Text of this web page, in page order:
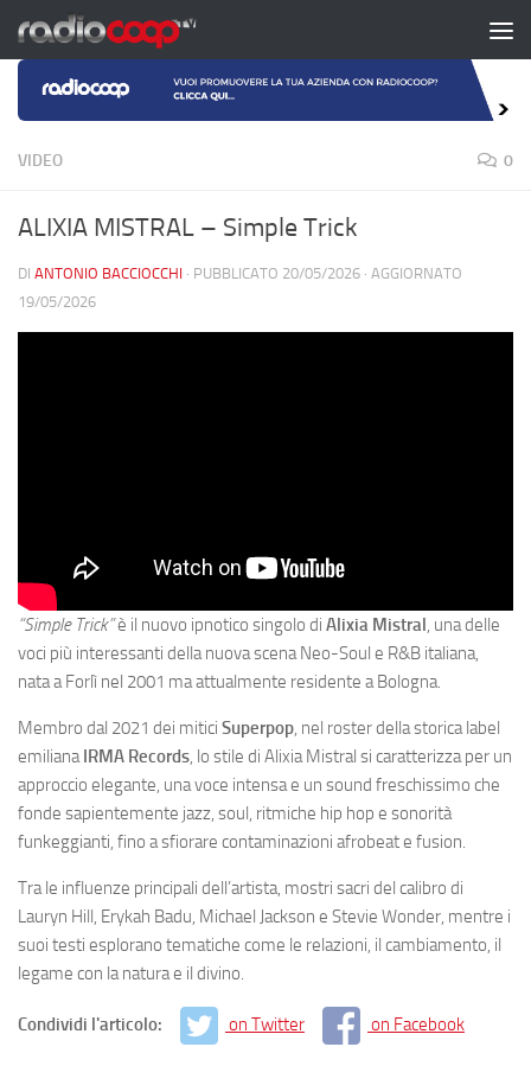
Salta al contenuto
VIDEO 0
ALIXIA MISTRAL – Simple Trick
DI ANTONIO BACCIOCCHI · PUBBLICATO 20/05/2026 · AGGIORNATO
19/05/2026
“Simple Trick”è il nuovo ipnotico singolo di Alixia Mistral, una delle
voci più interessanti della nuova scena Neo-Soul e R&B italiana,
nata a Forlì nel 2001 ma attualmente residente a Bologna.
Membro dal 2021 dei mitici Superpop, nel roster della storica label
emilianaIRMA Records, lo stile di Alixia Mistral si caratterizza per un
approccio elegante, una voce intensa e un sound freschissimo che
fonde sapientemente jazz, soul, ritmiche hip hop e sonorità
funkeggianti, fino a sfiorare contaminazioni afrobeat e fusion.
Tra le influenze principali dell’artista, mostri sacri del calibro di
Lauryn Hill, Erykah Badu, Michael Jackson e Stevie Wonder, mentre i
suoi testi esplorano tematiche come le relazioni, il cambiamento, il
legame con la natura e il divino.
Condividi l'articolo: on Twitter on Facebook